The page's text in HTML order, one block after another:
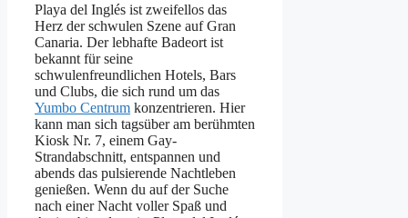
Playa del Inglés ist zweifellos das
Herz der schwulen Szene auf Gran
Canaria. Der lebhafte Badeort ist
bekannt für seine
schwulenfreundlichen Hotels, Bars
und Clubs, die sich rund um das
Yumbo Centrum konzentrieren. Hier
kann man sich tagsüber am berühmten
Kiosk Nr. 7, einem Gay-
Strandabschnitt, entspannen und
abends das pulsierende Nachtleben
genießen. Wenn du auf der Suche
nach einer Nacht voller Spaß und